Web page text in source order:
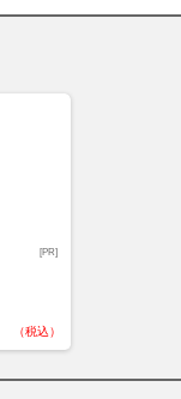
[PR]
（税込）